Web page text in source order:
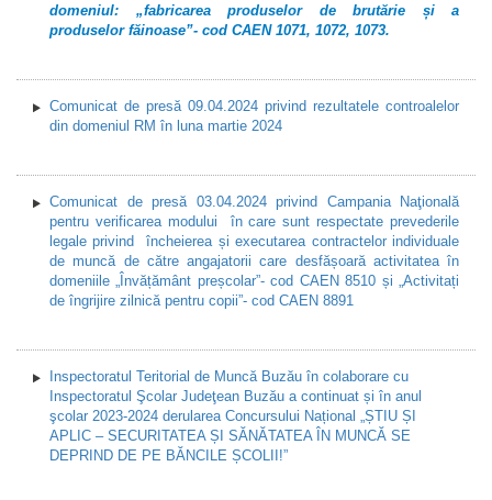
domeniul: „fabricarea produselor de brutărie și a
produselor făinoase”- cod CAEN 1071, 1072, 1073.
Comunicat de presă 09.04.2024 privind rezultatele controalelor
din domeniul RM în luna martie 2024
Comunicat de presă 03.04.2024 privind Campania Naţională
pentru verificarea modului în care sunt respectate prevederile
legale privind încheierea și executarea contractelor individuale
de muncă de către angajatorii care desfășoară activitatea în
domeniile „Învățământ preșcolar”- cod CAEN 8510 și „Activitați
de îngrijire zilnică pentru copii”- cod CAEN 8891
Inspectoratul Teritorial de Muncă Buzău în colaborare cu
Inspectoratul Şcolar Judeţean Buzău a continuat și în anul
şcolar 2023-2024 derularea Concursului Național „ȘTIU ȘI
APLIC – SECURITATEA ȘI SĂNĂTATEA ÎN MUNCĂ SE
DEPRIND DE PE BĂNCILE ȘCOLII!”